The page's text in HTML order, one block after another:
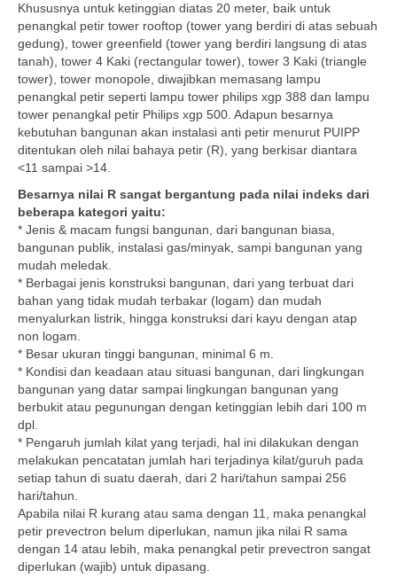
Khususnya untuk ketinggian diatas 20 meter, baik untuk
penangkal petir tower rooftop (tower yang berdiri di atas sebuah
gedung), tower greenfield (tower yang berdiri langsung di atas
tanah), tower 4 Kaki (rectangular tower), tower 3 Kaki (triangle
tower), tower monopole, diwajibkan memasang lampu
penangkal petir seperti lampu tower philips xgp 388 dan lampu
tower penangkal petir Philips xgp 500. Adapun besarnya
kebutuhan bangunan akan instalasi anti petir menurut PUIPP
ditentukan oleh nilai bahaya petir (R), yang berkisar diantara
<11 sampai >14.
Besarnya nilai R sangat bergantung pada nilai indeks dari
beberapa kategori yaitu:
* Jenis & macam fungsi bangunan, dari bangunan biasa,
bangunan publik, instalasi gas/minyak, sampi bangunan yang
mudah meledak.
* Berbagai jenis konstruksi bangunan, dari yang terbuat dari
bahan yang tidak mudah terbakar (logam) dan mudah
menyalurkan listrik, hingga konstruksi dari kayu dengan atap
non logam.
* Besar ukuran tinggi bangunan, minimal 6 m.
* Kondisi dan keadaan atau situasi bangunan, dari lingkungan
bangunan yang datar sampai lingkungan bangunan yang
berbukit atau pegunungan dengan ketinggian lebih dari 100 m
dpl.
* Pengaruh jumlah kilat yang terjadi, hal ini dilakukan dengan
melakukan pencatatan jumlah hari terjadinya kilat/guruh pada
setiap tahun di suatu daerah, dari 2 hari/tahun sampai 256
hari/tahun.
Apabila nilai R kurang atau sama dengan 11, maka penangkal
petir prevectron belum diperlukan, namun jika nilai R sama
dengan 14 atau lebih, maka penangkal petir prevectron sangat
diperlukan (wajib) untuk dipasang.